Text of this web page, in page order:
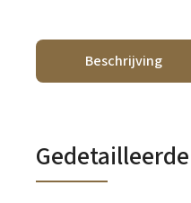
Beschrijving